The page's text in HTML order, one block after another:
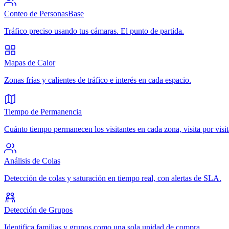
Conteo de PersonasBase
Tráfico preciso usando tus cámaras. El punto de partida.
Mapas de Calor
Zonas frías y calientes de tráfico e interés en cada espacio.
Tiempo de Permanencia
Cuánto tiempo permanecen los visitantes en cada zona, visita por
Análisis de Colas
Detección de colas y saturación en tiempo real, con alertas de SLA.
Detección de Grupos
Identifica familias y grupos como una sola unidad de compra.